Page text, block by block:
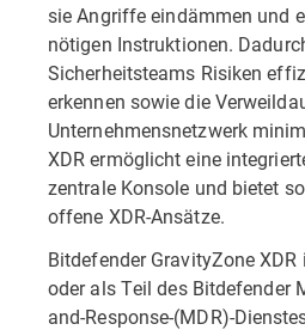
sie Angriffe eindämmen und
nötigen Instruktionen.
Sicherheitsteams Risiken
erkennen sowie die
Unternehmensnetzwerk
XDR ermöglicht eine
zentrale Konsole und bietet
offene XDR-Ansätze.
Bitdefender GravityZone
oder als Teil des Bitdefender
and-Response-(MDR)-